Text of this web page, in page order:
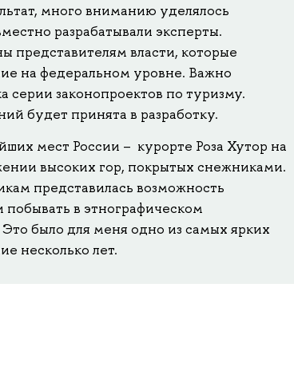
много вниманию уделялось
разрабатывали эксперты.
представителям власти, которые
на федеральном уровне. Важно
серии законопроектов по туризму.
будет принята в разработку.
мест России – курорте Роза Хутор на
высоких гор, покрытых снежниками.
представилась возможность
в этнографическом
было для меня одно из самых ярких
несколько лет.